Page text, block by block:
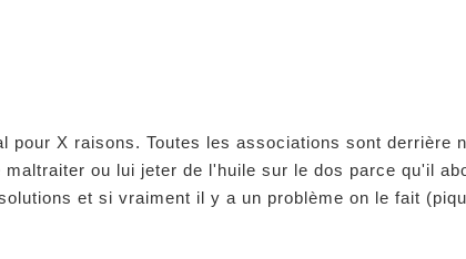
X raisons. Toutes les associations sont derrière
ou lui jeter de l'huile sur le dos parce qu'il
et si vraiment il y a un problème on le fait